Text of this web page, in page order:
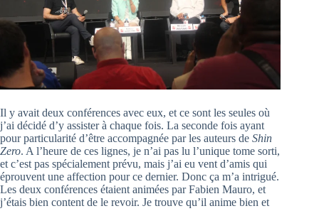
Il y avait deux conférences avec eux, et ce sont les seules où
j’ai décidé d’y assister à chaque fois. La seconde fois ayant
pour particularité d’être accompagnée par les auteurs de Shin
Zero. A l’heure de ces lignes, je n’ai pas lu l’unique tome sorti,
et c’est pas spécialement prévu, mais j’ai eu vent d’amis qui
éprouvent une affection pour ce dernier. Donc ça m’a intrigué.
Les deux conférences étaient animées par Fabien Mauro, et
j’étais bien content de le revoir. Je trouve qu’il anime bien et